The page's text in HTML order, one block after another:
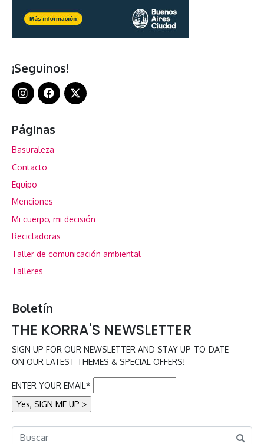
¡Seguinos!
Páginas
Basuraleza
Contacto
Equipo
Menciones
Mi cuerpo, mi decisión
Recicladoras
Taller de comunicación ambiental
Talleres
Boletín
THE KORRA'S NEWSLETTER
SIGN UP FOR OUR NEWSLETTER AND STAY UP-TO-DATE
ON OUR LATEST THEMES & SPECIAL OFFERS!
ENTER YOUR EMAIL*